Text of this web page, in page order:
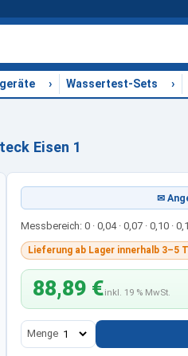
› Wassertest-Sets ›
Eisen 1
✉
Messbereich: 0 · 0,04 · 0,07 · 0,10 ·
Lieferung ab Lager innerhalb 3–5
88,89 €inkl. 19 % MwSt.
Menge